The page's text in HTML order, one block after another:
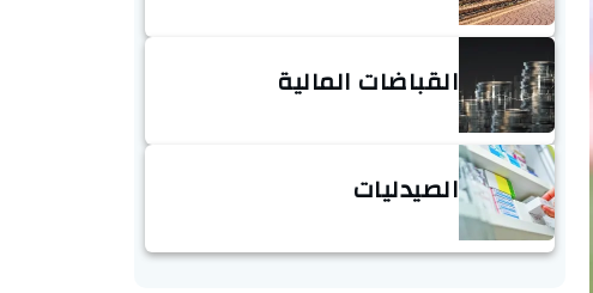
القباضات المالية
الصيدليات